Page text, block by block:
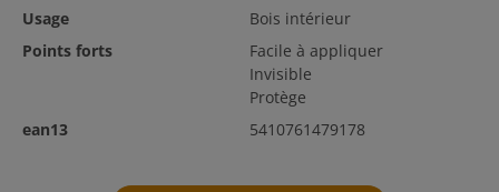
Usage
Bois intérieur
Points forts
Facile à appliquer
Invisible
Protège
ean13
5410761479178